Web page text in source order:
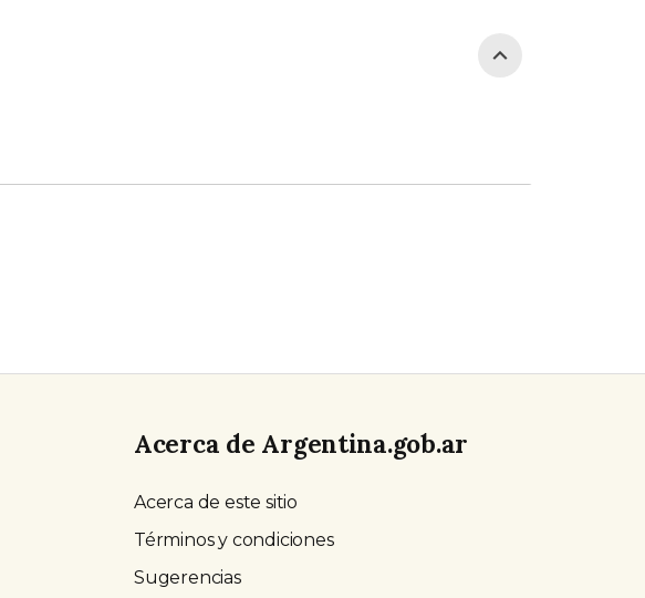
Acerca de Argentina.gob.ar
Acerca de este sitio
Términos y condiciones
Sugerencias